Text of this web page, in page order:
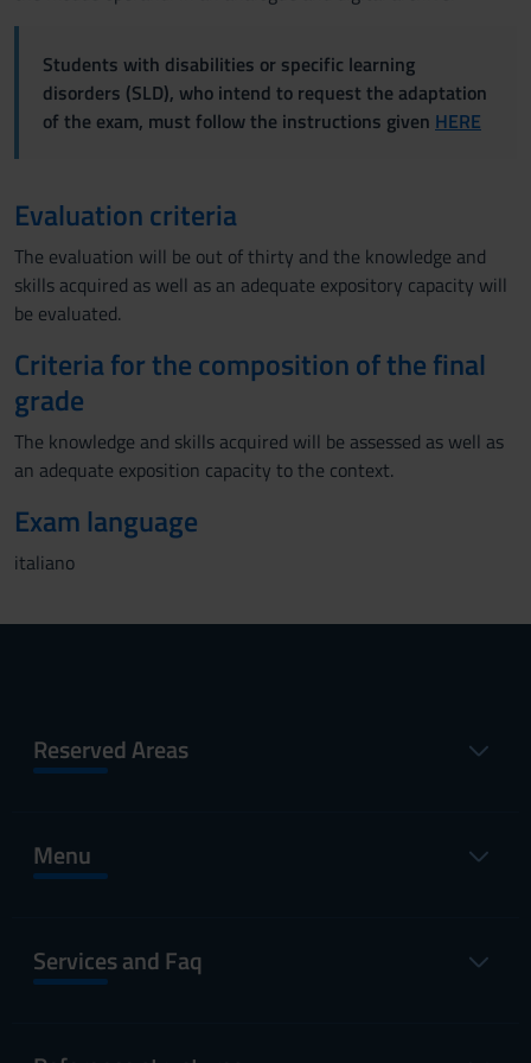
Students with disabilities or specific learning
disorders (SLD), who intend to request the adaptation
of the exam, must follow the instructions given HERE
Evaluation criteria
The evaluation will be out of thirty and the knowledge and
skills acquired as well as an adequate expository capacity will
be evaluated.
Criteria for the composition of the final
grade
The knowledge and skills acquired will be assessed as well as
an adequate exposition capacity to the context.
Exam language
italiano
Reserved Areas
Menu
Services and Faq